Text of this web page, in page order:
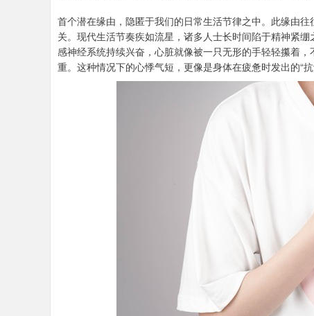
首个潜在缘由，隐匿于我们的日常生活节律之中。此缘由
关。现代生活节奏疾如流星，诸多人士长时间陷于精神紧
感神经系统持续兴奋，心脏就像被一只无形的手轻轻攥着
重。这种情况下的心悸气短，更像是身体在疲惫时发出的“